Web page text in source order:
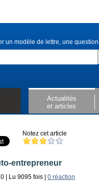
un modèle de lettre, une
Actualités
et articles
Notez cet article
entrepreneur
| Lu 9095 fois | 0 réaction